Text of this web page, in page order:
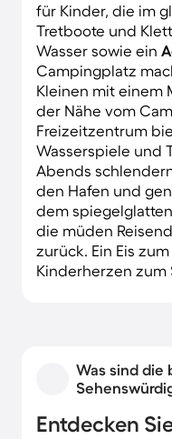
für Kinder, die im
Tretboote und
Wasser sowie ein
Campingplatz
Kleinen mit einem
der Nähe vom
Freizeitzentrum
Wasserspiele und
Abends
den Hafen und
dem
die müden
zurück. Ein Eis
Kinderherzen zum
Was sind die
Entdecken